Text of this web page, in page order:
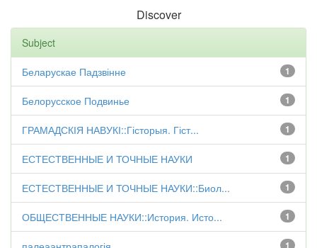
Discover
Subject
1
Беларускае Падзвінне
1
Белорусское Подвинье
1
ГРАМАДСКІЯ НАВУКІ::Гісторыя. Гіст...
1
ЕСТЕСТВЕННЫЕ И ТОЧНЫЕ НАУКИ
1
ЕСТЕСТВЕННЫЕ И ТОЧНЫЕ НАУКИ::Биол...
1
ОБЩЕСТВЕННЫЕ НАУКИ::История. Исто...
1